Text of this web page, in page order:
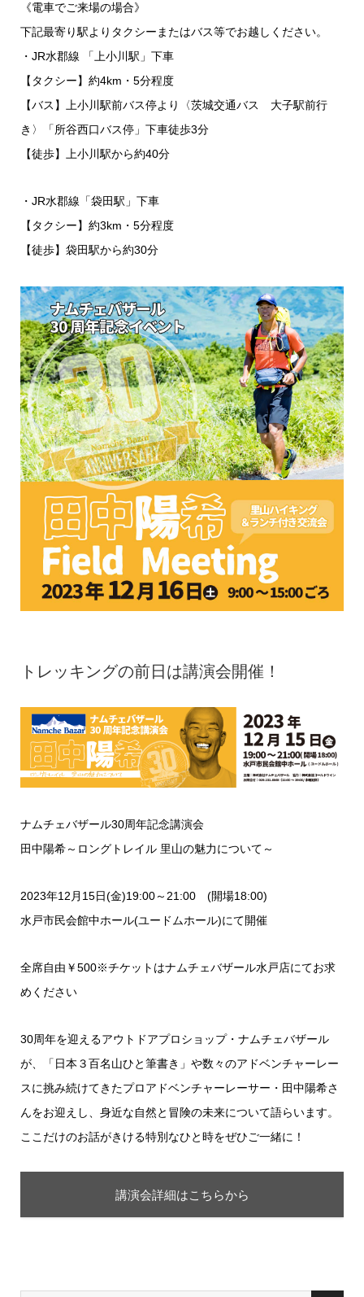
《電車でご来場の場合》
下記最寄り駅よりタクシーまたはバス等でお越しください。
・JR水郡線 「上小川駅」下車
【タクシー】約4km・5分程度
【バス】上小川駅前バス停より〈茨城交通バス 大子駅前行
き〉「所谷西口バス停」下車徒歩3分
【徒歩】上小川駅から約40分
・JR水郡線「袋田駅」下車
【タクシー】約3km・5分程度
【徒歩】袋田駅から約30分
トレッキングの前日は講演会開催！
ナムチェバザール30周年記念講演会
田中陽希～ロングトレイル 里山の魅力について～
2023年12月15日(金)19:00～21:00 (開場18:00)
水戸市民会館中ホール(ユードムホール)にて開催
全席自由￥500※チケットはナムチェバザール水戸店にてお求
めください
30周年を迎えるアウトドアプロショップ・ナムチェバザール
が、「日本３百名山ひと筆書き」や数々のアドベンチャーレー
スに挑み続けてきたプロアドベンチャーレーサー・田中陽希さ
んをお迎えし、身近な自然と冒険の未来について語らいます。
ここだけのお話がきける特別なひと時をぜひご一緒に！
講演会詳細はこちらから